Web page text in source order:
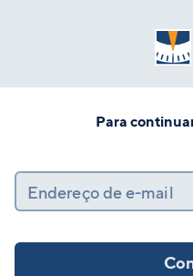
Para
Endereço de e-mail